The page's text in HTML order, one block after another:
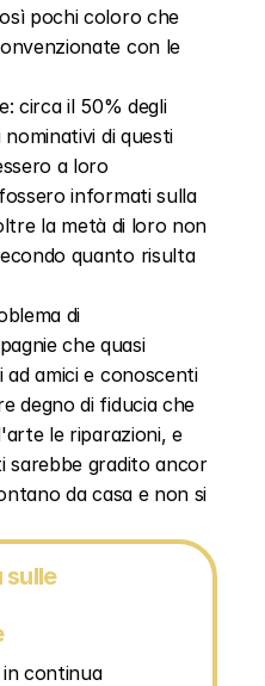
pochi coloro che
con le
circa il 50% degli
di questi
a loro
informati sulla
la metà di loro non
quanto risulta
di
che quasi
amici e conoscenti
degno di fiducia che
le riparazioni, e
sarebbe gradito ancor
da casa e non si
sulle
continua